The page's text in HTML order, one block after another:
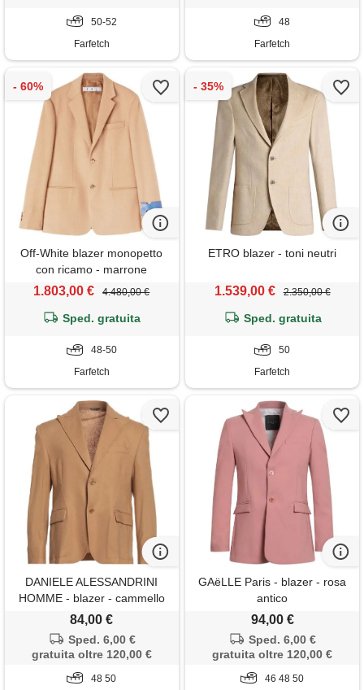
50-52
Farfetch
48
Farfetch
Off-White blazer monopetto
con ricamo - marrone
1.803,00 € 4.480,00 €
Sped. gratuita
48-50
Farfetch
ETRO blazer - toni neutri
1.539,00 € 2.350,00 €
Sped. gratuita
50
Farfetch
DANIELE ALESSANDRINI
HOMME - blazer - cammello
84,00 €
Sped. 6,00 €
gratuita oltre 120,00 €
48 50
GAëLLE Paris - blazer - rosa
antico
94,00 €
Sped. 6,00 €
gratuita oltre 120,00 €
46 48 50